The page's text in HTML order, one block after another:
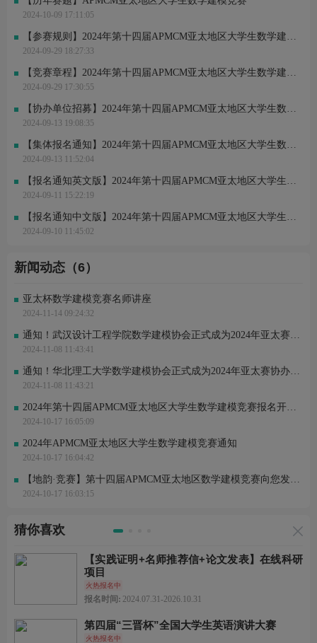
2024-10-09 17:11:05
【参赛规则】2024年第十四届APMCM亚太地区大学生数学建模竞赛
2024-09-29 18:27:33
【竞赛章程】2024年第十四届APMCM亚太地区大学生数学建模竞赛
2024-09-29 17:30:55
【协办单位招募】2024年第十四届APMCM亚太地区大学生数学建模竞赛
2024-09-13 19:08:35
【集体报名通知】2024年第十四届APMCM亚太地区大学生数学建模竞赛
2024-09-13 11:52:04
【报名通知英文版】2024年第十四届APMCM亚太地区大学生数学建模竞赛
2024-09-11 15:22:19
【报名通知中文版】2024年第十四届APMCM亚太地区大学生数学建模竞赛
2024-09-10 11:45:02
新闻动态（6）
亚太杯数学建模竞赛名师讲座
2024-11-14 09:24:32
通知！武汉设计工程学院数学建模协会正式成为2024年亚太赛协办单位！
2024-11-08 11:43:41
通知！华北理工大学数学建模协会正式成为2024年亚太赛协办单位！
2024-11-08 11:43:21
2024年第十四届APMCM亚太地区大学生数学建模竞赛报名开始啦！
2024-10-17 16:05:09
2024年APMCM亚太地区大学生数学建模竞赛通知
2024-10-17 16:04:42
【地韵·竞赛】第十四届APMCM亚太地区数学建模竞赛向您发出邀请
2024-10-17 16:03:15
猜你喜欢
【实践证明+名师推荐信+论文发表】在线科研
项目
火热报名中
报名时间: 2024.07.31-2026.10.31
第四届“三晋杯”全国大学生英语演讲大赛
火热报名中